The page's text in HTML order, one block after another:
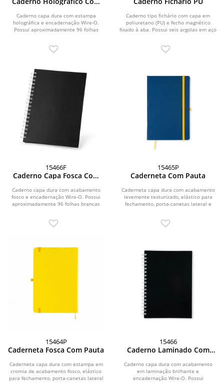
Caderno capa dura com estampa
holográfica e encadernação Wire-O.
Possui aproximadamente 96 folhas
Caderno tipo fichário com capa em
poliuretano (PU) e fecho magnético
fixado à aba. Possui seis argolas em aço
15466F
Caderno Capa Fosca Com
Caderno capa dura com acabamento
fosco e encadernação Wire-O. Possui
aproximadamente 96 folhas brancas
15465P
Caderneta Com Pauta
Caderneta capa dura com acabamento
levemente texturizado, elástico para
fechamento, porta-canetas lateral e
15464P
Caderneta Fosca Com Pauta
Caderneta capa dura com estampa em
cromia de acabamento fosco, elástico
para fechamento, porta-canetas lateral
15466
Caderno Laminado Com
Caderno capa dura com acabamento
em laminação brilhante e
encadernação Wire-O. Possui